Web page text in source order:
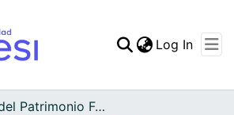
Log In
Archivo del Patrimonio Fotográfico y Fílmico del Valle del Cauca